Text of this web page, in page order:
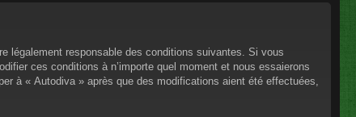
légalement responsable des conditions suivantes. Si vous
ces conditions à n’importe quel moment et nous essaierons
à « Autodiva » après que des modifications aient été effectuées,